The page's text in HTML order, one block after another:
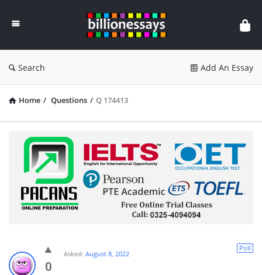
Essays
Search Add An Essay
Home / Questions / Q 174413
0
Poll
Asked: August 8, 2022